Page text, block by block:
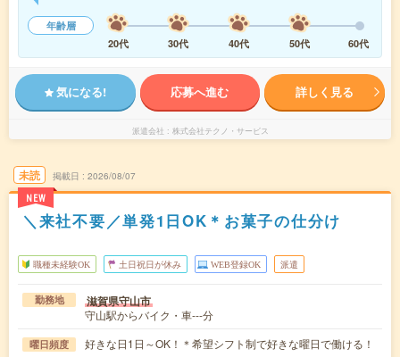
年齢層
20代
30代 40代 50代 60代
気になる! 応募へ進む 詳しく見る
派遣会社 株式会社テクノ・サービス
未読
NEW
掲載日 2026/08/07
＼来社不要／単発1日OK＊お菓子の仕分け
職種未経験OK 土日祝日が休み WEB登録OK 派遣
勤務地 滋賀県守山市
守山駅からバイク・車---分
曜日頻度 好きな日1日～OK！＊希望シフト制で好きな曜日で働ける！